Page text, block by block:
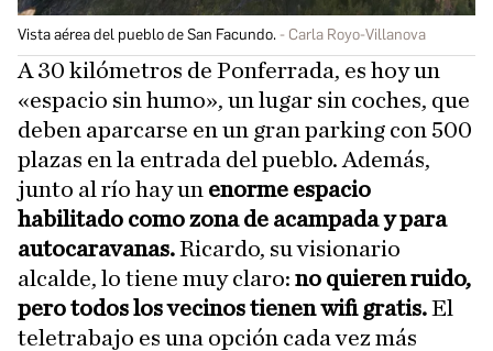
Vista aérea del pueblo de San Facundo. Carla Royo-Villanova
A 30 kilómetros de Ponferrada, es hoy un
«espacio sin humo», un lugar sin coches, que
deben aparcarse en un gran parking con 500
plazas en la entrada del pueblo. Además,
junto al río hay un enorme espacio
habilitado como zona de acampada y para
autocaravanas.Ricardo, su visionario
alcalde, lo tiene muy claro: no quieren ruido,
pero todos los vecinos tienen wifi gratis.El
teletrabajo es una opción cada vez más